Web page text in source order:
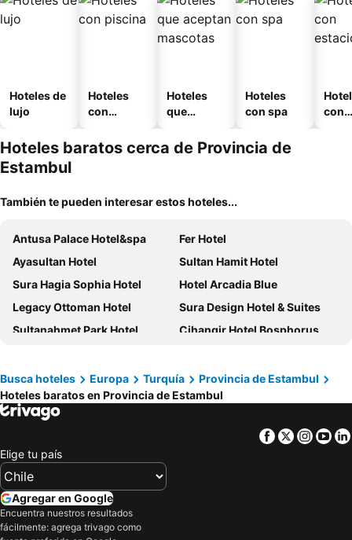
Hoteles de
lujo
Hoteles
con
Hoteles
que
mascotas
Hoteles
con spa
con
Hoteles baratos cerca de Provincia de
Estambul
También te pueden interesar estos hoteles...
Antusa Palace Hotel&spa
Fer Hotel
Ayasultan Hotel
Sultan Hamit Hotel
Sura Hagia Sophia Hotel
Hotel Arcadia Blue
Legacy Ottoman Hotel
Sura Design Hotel & Suites
Sultanahmet Park Hotel
Cihangir Hotel Bosphorus
Grand Hyatt Istanbul
Star Hotel
Carina Gold Hotel
Levni Hotel & Spa
Four Seasons Hotel Istanbul at the Bosphorus
Park Inn By Radisson Istanbul Ataturk Airport
The And Hotel
Agora Life Hotel
Pera Palace Hotel
Atlantis Royal Hotel
Busca hoteles Europa Turquía
Provincia de Estambul
Hoteles baratos en Provincia de Estambul
Facebook
Twitter
Elige tu país
Agregar en Google
Encuentra nuestros resultados
fácilmente: agrega trivago como